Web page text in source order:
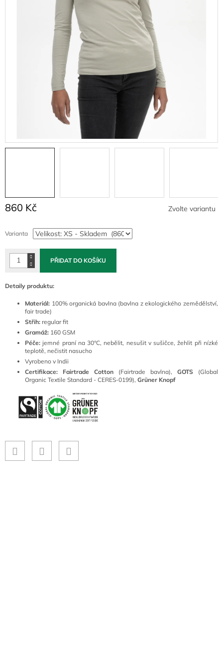
860 Kč
cena:
Zvolte variantu
Varianta
PŘIDAT DO KOŠÍKU
Detaily produktu:
Materiál: 100% organická bavlna (bavlna z ekologického zemědělství,
fair trade)
Střih: regular fit
Gramáž: 160 GSM
Péče: jemné praní na 30°C, nebělit, nesušit v sušičce, žehlit při nízké
teplotě, nečistit nasucho
Vyrobeno v Indii
Certifikace: Fairtrade Cotton (Fairtrade bavlna), GOTS
(Global
Organic Textile Standard - CERES-0199), Grüner Knopf